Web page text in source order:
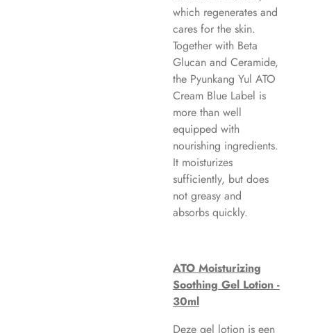
which regenerates and
cares for the skin.
Together with Beta
Glucan and Ceramide,
the Pyunkang Yul ATO
Cream Blue Label is
more than well
equipped with
nourishing ingredients.
It moisturizes
sufficiently, but does
not greasy and
absorbs quickly.
ATO Moisturizing
Soothing Gel Lotion -
30ml
Deze gel lotion is een